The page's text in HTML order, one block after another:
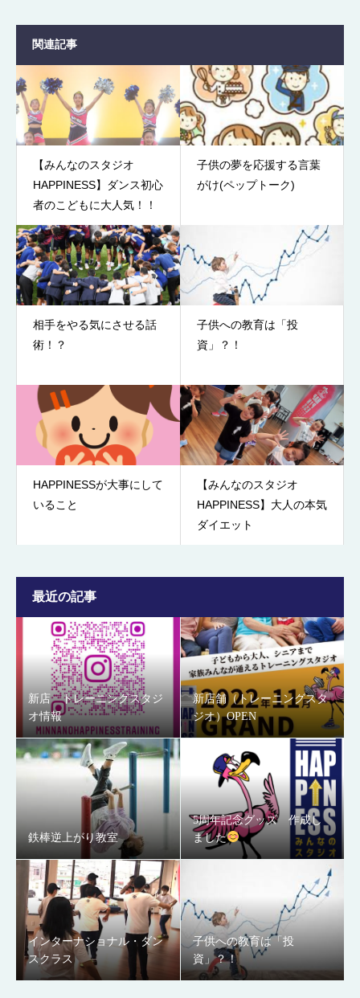
関連記事
【みんなのスタジオ
HAPPINESS】ダンス初心
者のこどもに大人気！！
子供の夢を応援する言葉
がけ(ペップトーク)
相手をやる気にさせる話
術！？
子供への教育は「投
資」？！
HAPPINESSが大事にして
いること
【みんなのスタジオ
HAPPINESS】大人の本気
ダイエット
最近の記事
新店 トレーニングスタジ
オ情報
新店舗（トレーニングスタ
ジオ）OPEN
鉄棒逆上がり教室
5周年記念グッズ 作成し
ました
インターナショナル・ダン
スクラス
子供への教育は「投
資」？！